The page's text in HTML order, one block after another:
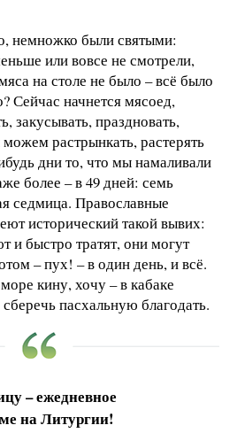
немножко были святыми:
или вовсе не смотрели,
на столе не было – всё было
Сейчас начнется мясоед,
закусывать, праздновать,
растрынкать, растерять
дни то, что мы намаливали
более – в 49 дней: семь
седмица. Православные
исторический такой вывих:
и быстро тратят, они могут
– пух! – в один день, и всё.
кину, хочу – в кабаке
пасхальную благодать.
– ежедневное
на Литургии!